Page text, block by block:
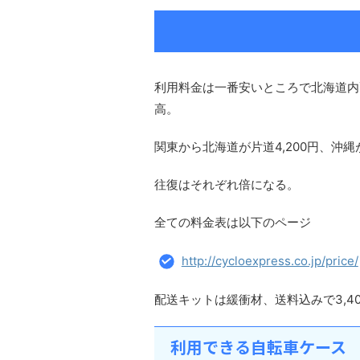
利用料金は一番安いところで北海道
高。
関東から北海道が片道4,200円、沖
往復はそれぞれ倍になる。
全ての料金表は以下のページ
http://cycloexpress.co.jp/price/
配送キットは緩衝材、送料込みで
利用できる自転車ケース